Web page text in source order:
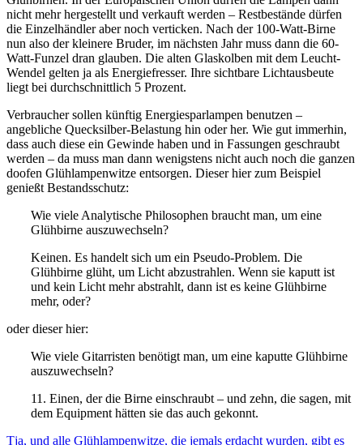
nicht mehr hergestellt und verkauft werden – Restbestände dürfen
die Einzelhändler aber noch verticken. Nach der 100-Watt-Birne
nun also der kleinere Bruder, im nächsten Jahr muss dann die 60-
Watt-Funzel dran glauben. Die alten Glaskolben mit dem Leucht-
Wendel gelten ja als Energiefresser. Ihre sichtbare Lichtausbeute
liegt bei durchschnittlich 5 Prozent.
Verbraucher sollen künftig Energiesparlampen benutzen –
angebliche Quecksilber-Belastung hin oder her. Wie gut immerhin,
dass auch diese ein Gewinde haben und in Fassungen geschraubt
werden – da muss man dann wenigstens nicht auch noch die ganzen
doofen Glühlampenwitze entsorgen. Dieser hier zum Beispiel
genießt Bestandsschutz:
Wie viele Analytische Philosophen braucht man, um eine
Glühbirne auszuwechseln?
Keinen. Es handelt sich um ein Pseudo-Problem. Die
Glühbirne glüht, um Licht abzustrahlen. Wenn sie kaputt ist
und kein Licht mehr abstrahlt, dann ist es keine Glühbirne
mehr, oder?
oder dieser hier:
Wie viele Gitarristen benötigt man, um eine kaputte Glühbirne
auszuwechseln?
11. Einen, der die Birne einschraubt – und zehn, die sagen, mit
dem Equipment hätten sie das auch gekonnt.
Tja, und alle Glühlampenwitze, die jemals erdacht wurden, gibt es